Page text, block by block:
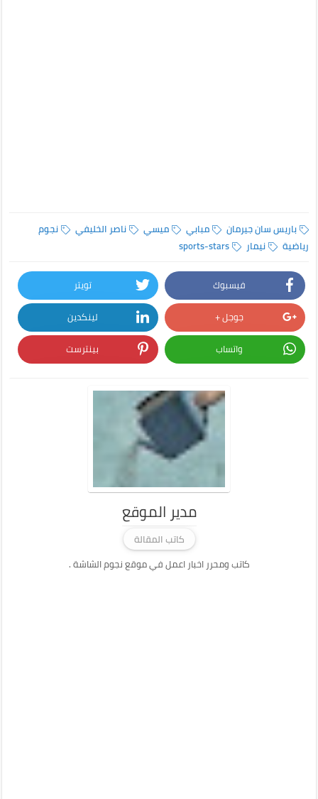
باريس سان جيرمان مبابي ميسي ناصر الخليفي
نجوم
رياضية
نيمار sports-stars
فيسبوك
تويتر
جوجل +
لينكدين
واتساب
بينترست
مدير الموقع
كاتب المقالة
كاتب ومحرر اخبار اعمل في موقع نجوم الشاشة .